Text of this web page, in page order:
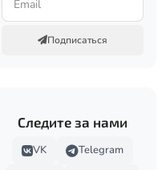
Подписаться
Следите за нами
VK
Telegram